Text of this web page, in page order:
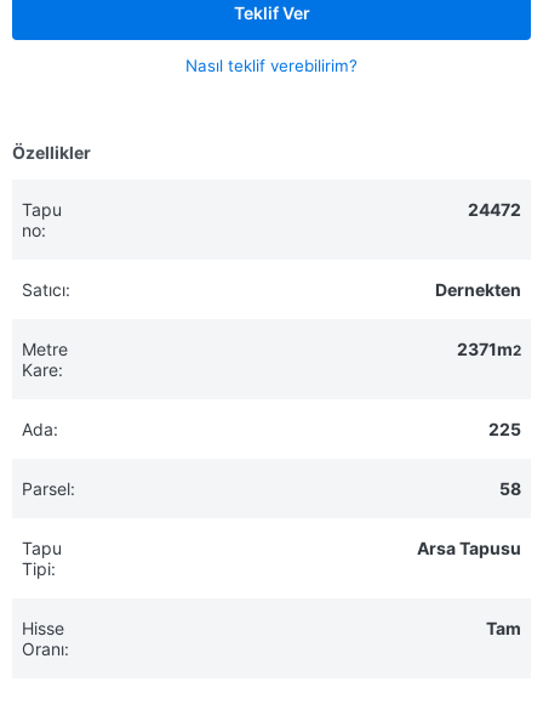
Özellikler
Tapu
no:
24472
Satıcı: Dernekten
Metre
Kare:
2371m2
Ada: 225
Parsel: 58
Tapu
Tipi:
Arsa Tapusu
Hisse
Oranı:
Tam
Teklif Ver
Nasıl teklif verebilirim?